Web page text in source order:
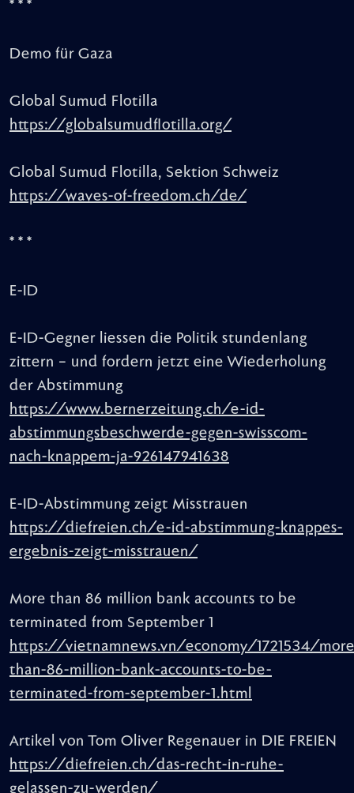
* * *
Demo für Gaza
Global Sumud Flotilla
https://globalsumudflotilla.org/
Global Sumud Flotilla, Sektion Schweiz
https://waves-of-freedom.ch/de/
* * *
E-ID
E-ID-Gegner liessen die Politik stundenlang
zittern – und fordern jetzt eine Wiederholung
der Abstimmung
https://www.bernerzeitung.ch/e-id-
abstimmungsbeschwerde-gegen-swisscom-
nach-knappem-ja-926147941638
E-ID-Abstimmung zeigt Misstrauen
https://diefreien.ch/e-id-abstimmung-knappes-
ergebnis-zeigt-misstrauen/
More than 86 million bank accounts to be
terminated from September 1
https://vietnamnews.vn/economy/1721534/
than-86-million-bank-accounts-to-be-
terminated-from-september-1.html
Artikel von Tom Oliver Regenauer in DIE FREIEN
https://diefreien.ch/das-recht-in-ruhe-
gelassen-zu-werden/